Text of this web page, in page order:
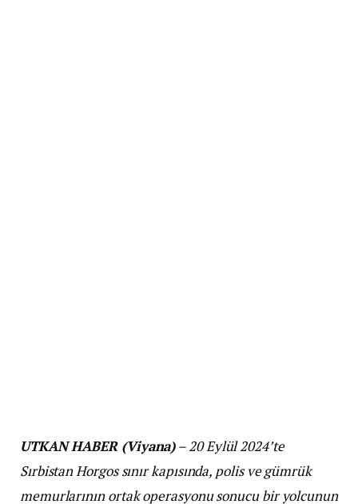
UTKAN HABER (Viyana)– 20 Eylül 2024’te
Sırbistan Horgos sınır kapısında, polis ve gümrük
memurlarının ortak operasyonu sonucu bir yolcunun